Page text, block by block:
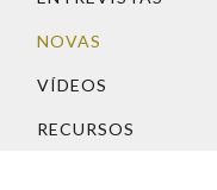
NOVAS
VÍDEOS
RECURSOS